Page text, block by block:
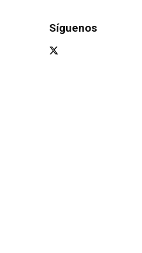
Síguenos